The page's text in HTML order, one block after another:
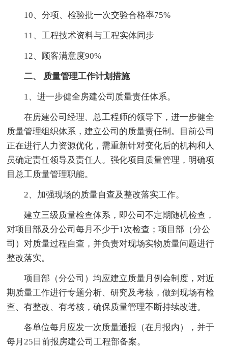
10、分项、检验批一次交验合格率75%
11、工程技术资料与工程实体同步
12、顾客满意度90%
二、 质量管理工作计划措施
1、进一步健全房建公司质量责任体系。
在房建公司经理、总工程师的领导下，进一步健全
质量管理组织体系，建立公司的质量责任制。目前公司
正在进行人力资源优化，需重新针对变化后的机构和人
员确定责任领导及责任人。强化项目质量管理，明确项
目总工质量管理职能。
2、加强现场的质量自查及整改落实工作。
建立三级质量检查体系，即公司不定期随机检查，
对项目部及分公司每月不少于1次检查；项目部（分公
司）对质量过程自查，并负责对现场实物质量问题进行
整改落实。
项目部（分公司）均应建立质量月例会制度，对近
期质量工作进行专题分析、研究及考核，做到现场有检
查、有整改、有考核，确保质量管理不断持续改进。
各单位每月应发一次质量通报（在月报内），并于
每月25日前报房建公司工程部备案。